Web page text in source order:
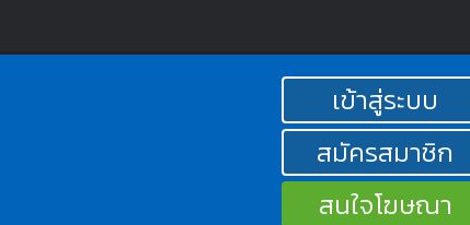
เข้าสู่ระบบ
สมัครสมาชิก
สนใจโฆษณา